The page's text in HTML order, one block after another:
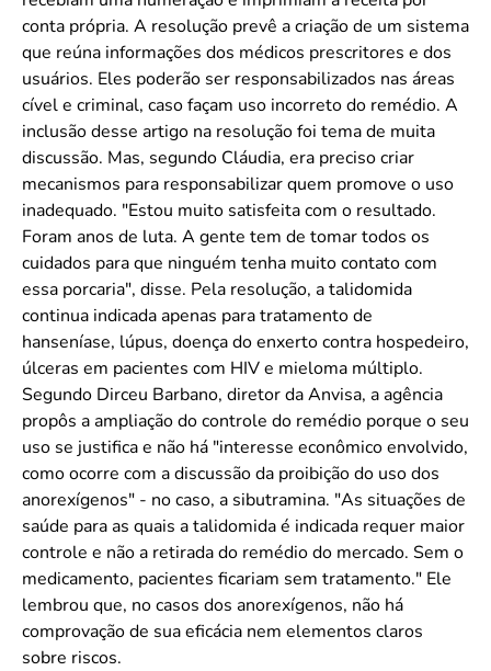
conta própria. A resolução prevê a criação de um sistema
que reúna informações dos médicos prescritores e dos
usuários. Eles poderão ser responsabilizados nas áreas
cível e criminal, caso façam uso incorreto do remédio. A
inclusão desse artigo na resolução foi tema de muita
discussão. Mas, segundo Cláudia, era preciso criar
mecanismos para responsabilizar quem promove o uso
inadequado. "Estou muito satisfeita com o resultado.
Foram anos de luta. A gente tem de tomar todos os
cuidados para que ninguém tenha muito contato com
essa porcaria", disse. Pela resolução, a talidomida
continua indicada apenas para tratamento de
hanseníase, lúpus, doença do enxerto contra hospedeiro,
úlceras em pacientes com HIV e mieloma múltiplo.
Segundo Dirceu Barbano, diretor da Anvisa, a agência
propôs a ampliação do controle do remédio porque o seu
uso se justifica e não há "interesse econômico envolvido,
como ocorre com a discussão da proibição do uso dos
anorexígenos" - no caso, a sibutramina. "As situações de
saúde para as quais a talidomida é indicada requer maior
controle e não a retirada do remédio do mercado. Sem o
medicamento, pacientes ficariam sem tratamento." Ele
lembrou que, no casos dos anorexígenos, não há
comprovação de sua eficácia nem elementos claros
sobre riscos.